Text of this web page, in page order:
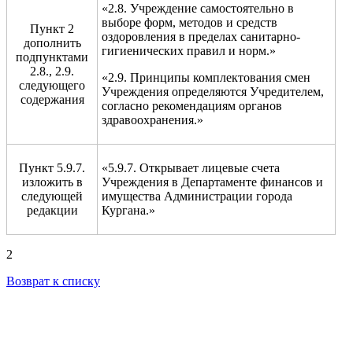
Пункт 2
дополнить
подпунктами
2.8., 2.9.
следующего
содержания
«2.8. Учреждение самостоятельно в
выборе форм, методов и средств
оздоровления в пределах санитарно-
гигиенических правил и норм.»
«2.9. Принципы комплектования смен
Учреждения определяются Учредителем,
согласно рекомендациям органов
здравоохранения.»
Пункт 5.9.7.
изложить в
следующей
редакции
«5.9.7. Открывает лицевые счета
Учреждения в Департаменте финансов и
имущества Администрации города
Кургана.»
2
Возврат к списку